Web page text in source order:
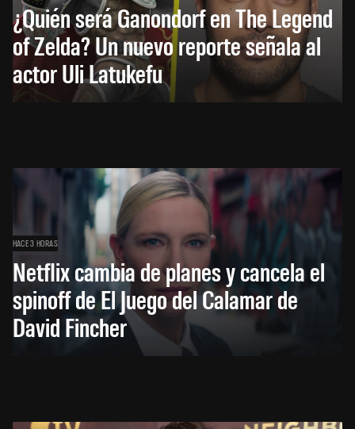
¿Quién será Ganondorf en The Legend
of Zelda? Un nuevo reporte señala al
actor Uli Latukefu
HACE 3 HORAS
Netflix cambia de planes y cancela el
spinoff de El Juego del Calamar de
David Fincher